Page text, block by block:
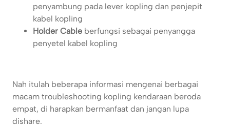
penyambung pada lever kopling dan penjepit
kabel kopling
Holder Cable berfungsi sebagai penyangga
penyetel kabel kopling
Nah itulah beberapa informasi mengenai berbagai
macam troubleshooting kopling kendaraan beroda
empat, di harapkan bermanfaat dan jangan lupa
dishare.